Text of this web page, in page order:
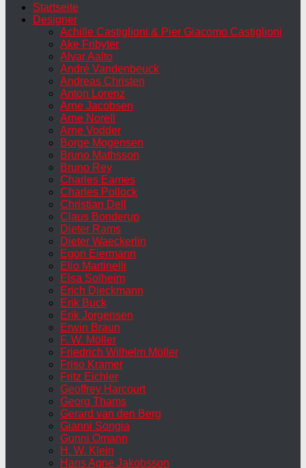
Startseite
Designer
Achille Castiglioni & Pier Giacomo Castiglioni
Ake Fribyter
Alvar Aalto
André Vandenbeuck
Andreas Christen
Anton Lorenz
Arne Jacobsen
Arne Norell
Arne Vodder
Borge Mogensen
Bruno Mathsson
Bruno Rey
Charles Eames
Charles Pollock
Christian Dell
Claus Bonderup
Dieter Rams
Dieter Waeckerlin
Egon Eiermann
Elio Martinelli
Elsa Solheim
Erich Dieckmann
Erik Buck
Erik Jorgensen
Erwin Braun
F. W. Möller
Friedrich Wilhelm Möller
Friso Kramer
Fritz Eichler
Geoffrey Harcourt
Georg Thams
Gerard van den Berg
Gianni Songia
Gunni Omann
H. W. Klein
Hans Agne Jakobsson